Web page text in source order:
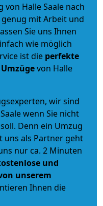
von Halle Saale nach
mit Arbeit und
Sie uns Ihnen
wie möglich
ist die perfekte
von Halle
wir sind
wenn Sie nicht
Denn ein Umzug
uns als Partner geht
nur ca. 2 Minuten
und
unserem
Ihnen die